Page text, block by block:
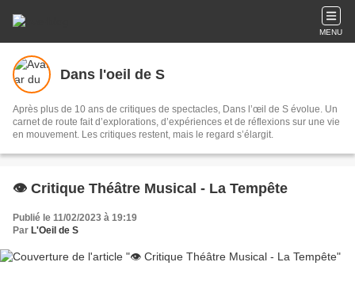
MENU
Dans l'oeil de S
Après plus de 10 ans de critiques de spectacles, Dans l’œil de S évolue. Un
carnet de route fait d’explorations, d’expériences et de réflexions sur une vie
en mouvement. Les critiques restent, mais le regard s’élargit.
👁️ Critique Théâtre Musical - La Tempête
Publié le 11/02/2023 à 19:19
Par L'Oeil de S